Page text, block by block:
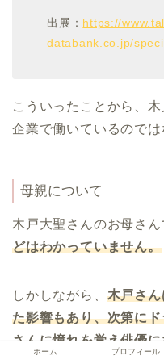
出展： https://
databank.co.jp/
こういったことから、
企業で働いているのでは
母親について
木戸大聖さんのお母さん
どはわかっていません。
しかしながら、 木戸さ
た影響もあり、次第に
さんに憧れを覚え俳優
ホーム プロフィール